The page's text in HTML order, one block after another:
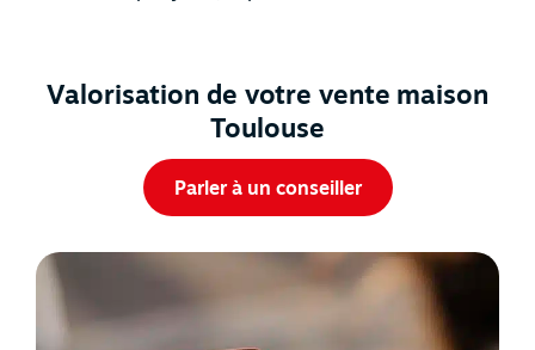
Valorisation de votre vente maison
Toulouse
Parler à un conseiller